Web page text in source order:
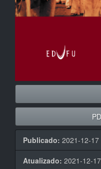
Publicado: 2021-12-17
Atualizado: 2021-12-17